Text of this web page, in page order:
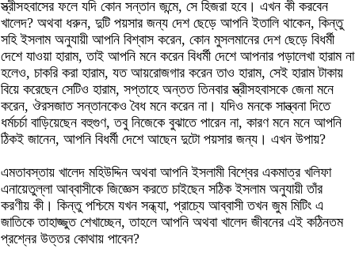
স্ত্রীসহবাসের ফলে যদি কোন সন্তান জন্মে, সে হিজরা হবে। এখন কী করবেন
খালেদ? অথবা ধরুন, দুটি পয়সার জন্য দেশ ছেড়ে আপনি ইতালি থাকেন, কিন্তু
সহি ইসলাম অনুযায়ী আপনি বিশ্বাস করেন, কোন মুসলমানের দেশ ছেড়ে বিধর্মী
দেশে যাওয়া হারাম, তাই আপনি মনে করেন বিধর্মী দেশে আপনার পড়ালেখা হারাম না
হলেও, চাকরি করা হারাম, যত আয়রোজগার করেন তাও হারাম, সেই হারাম টাকায়
বিয়ে করেছেন সেটিও হারাম, সপ্তাহে অন্তত তিনবার স্ত্রীসহবাসকে জেনা মনে
করেন, ঔরসজাত সন্তানকেও বৈধ মনে করেন না। যদিও মনকে সান্ত্বনা দিতে
ধর্মচর্চা বাড়িয়েছেন বহুগুণ, তবু নিজেকে বুঝাতে পারেন না, কারণ মনে মনে আপনি
ঠিকই জানেন, আপনি বিধর্মী দেশে আছেন দুটো পয়সার জন্য। এখন উপায়?
এমতাবস্তায় খালেদ মহিউদ্দিন অথবা আপনি ইসলামী বিশ্বের একমাত্র খলিফা
এনায়েতুল্লা আব্বাসীকে জিজ্ঞেস করতে চাইছেন সঠিক ইসলাম অনুযায়ী তাঁর
করণীয় কী। কিন্তু পশ্চিমে যখন সন্ধ্যা, প্রাচ্যে আব্বাসী তখন জুম মিটিং এ
জাতিকে তাহাজ্জুত শেখাচ্ছেন, তাহলে আপনি অথবা খালেদ জীবনের এই কঠিনতম
প্রশ্নের উত্তর কোথায় পাবেন?